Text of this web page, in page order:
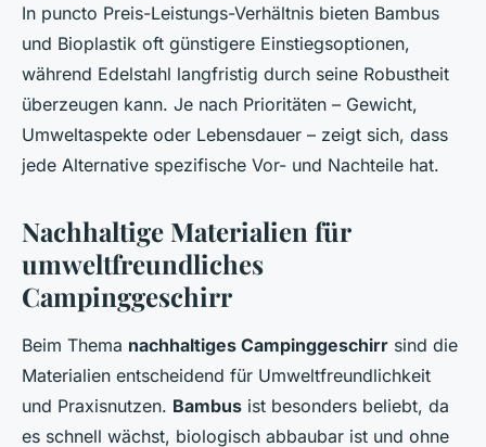
In puncto Preis-Leistungs-Verhältnis bieten Bambus
und Bioplastik oft günstigere Einstiegsoptionen,
während Edelstahl langfristig durch seine Robustheit
überzeugen kann. Je nach Prioritäten – Gewicht,
Umweltaspekte oder Lebensdauer – zeigt sich, dass
jede Alternative spezifische Vor- und Nachteile hat.
Nachhaltige Materialien für
umweltfreundliches
Campinggeschirr
Beim Thema nachhaltiges Campinggeschirr sind die
Materialien entscheidend für Umweltfreundlichkeit
und Praxisnutzen. Bambus ist besonders beliebt, da
es schnell wächst, biologisch abbaubar ist und ohne